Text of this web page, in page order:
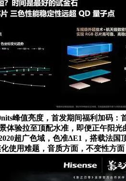
峰值亮度，首发期间福利加码：
验拉至顶配水准，即便正午阳
超广色域，色准ΔE1，搭载法国
使用难题，音质方面，不变性方